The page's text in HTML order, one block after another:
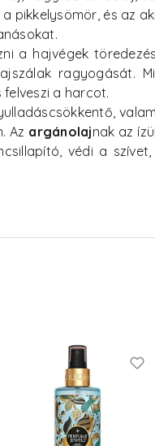
pikkelysömör, és az
a hajvégek
ragyogását.
a harcot.
Az argánolajnak az
védi a szívet,